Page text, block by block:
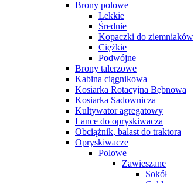
Brony polowe
Lekkie
Średnie
Kopaczki do ziemniaków
Ciężkie
Podwójne
Brony talerzowe
Kabina ciągnikowa
Kosiarka Rotacyjna Bębnowa
Kosiarka Sadownicza
Kultywator agregatowy
Lance do opryskiwacza
Obciążnik, balast do traktora
Opryskiwacze
Polowe
Zawieszane
Sokół